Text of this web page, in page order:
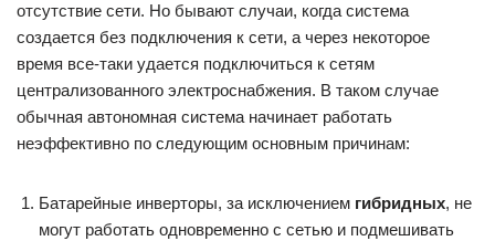
отсутствие сети. Но бывают случаи, когда система
создается без подключения к сети, а через некоторое
время все-таки удается подключиться к сетям
централизованного электроснабжения. В таком случае
обычная автономная система начинает работать
неэффективно по следующим основным причинам:
Батарейные инверторы, за исключением гибридных, не
могут работать одновременно с сетью и подмешивать